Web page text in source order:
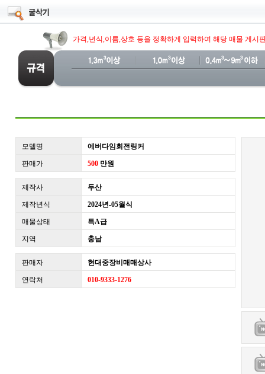
가격,년식,이름,상호 등을 정확하게 입력하여 해당 매물 게시
모델명 에버다임회전링커
판매가 500 만원
제작사 두산
제작년식 2024년-05월식
매물상태 특A급
지역 충남
판매자 현대중장비매매상사
연락처 010-9333-1276